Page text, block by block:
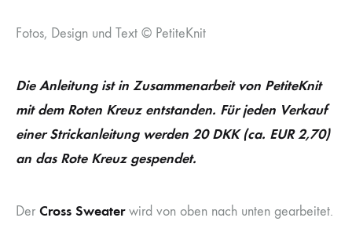
Fotos, Design und Text © PetiteKnit
Die Anleitung ist in Zusammenarbeit von PetiteKnit
mit dem Roten Kreuz entstanden. Für jeden Verkauf
einer Strickanleitung werden 20 DKK (ca. EUR 2,70)
an das Rote Kreuz gespendet.
Der Cross Sweaterwird von oben nach unten gearbeitet.